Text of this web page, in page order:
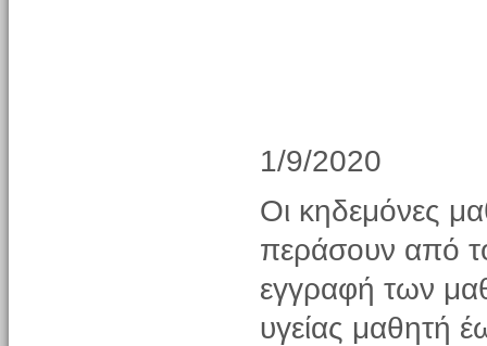
1/9/2020
Οι κηδεμόνες
περάσουν από
εγγραφή των
υγείας μαθητή